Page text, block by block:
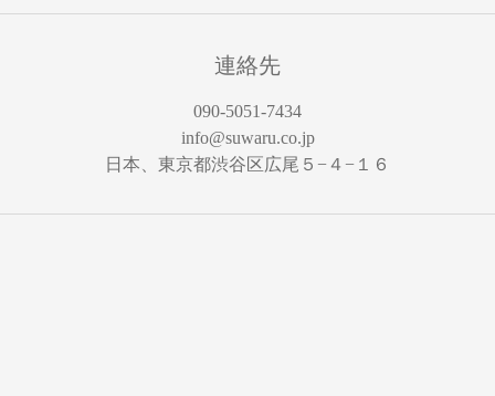
連絡先
090-5051-7434
info@suwaru.co.jp
日本、東京都渋谷区広尾５−４−１６